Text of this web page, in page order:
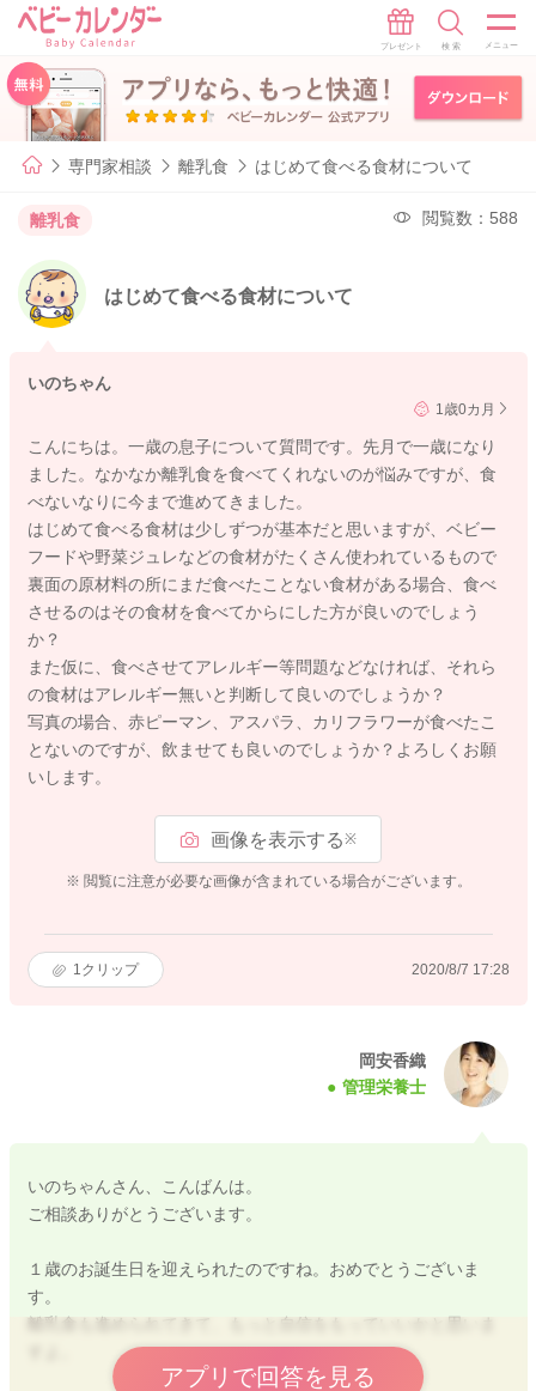
専門家相談 離乳食 はじめて食べる食材について
離乳食 閲覧数：588
はじめて食べる食材について
いのちゃん
1歳0カ月
こんにちは。一歳の息子について質問です。先月で一歳になり
ました。なかなか離乳食を食べてくれないのが悩みですが、食
べないなりに今まで進めてきました。
はじめて食べる食材は少しずつが基本だと思いますが、ベビー
フードや野菜ジュレなどの食材がたくさん使われているもので
裏面の原材料の所にまだ食べたことない食材がある場合、食べ
させるのはその食材を食べてからにした方が良いのでしょう
か？
また仮に、食べさせてアレルギー等問題などなければ、それら
の食材はアレルギー無いと判断して良いのでしょうか？
写真の場合、赤ピーマン、アスパラ、カリフラワーが食べたこ
とないのですが、飲ませても良いのでしょうか？よろしくお願
いします。
画像を表示する※
※ 閲覧に注意が必要な画像が含まれている場合がございます。
1 クリップ 2020/8/7 17:28
岡安香織
管理栄養士
いのちゃんさん、こんばんは。
ご相談ありがとうございます。
１歳のお誕生日を迎えられたのですね。おめでとうございま
す。
離乳食も進められてきて、もっと自信をもっていいかと思いま
アプリで回答を見る